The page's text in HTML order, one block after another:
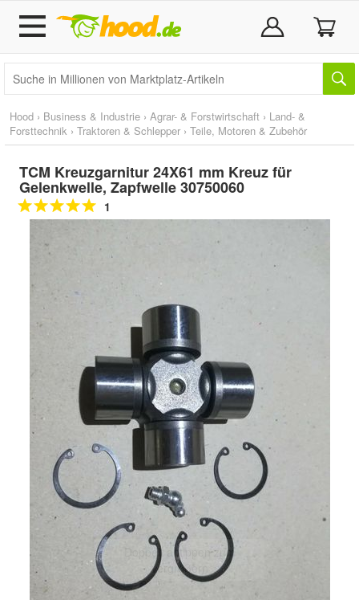
Hood › Business & Industrie › Agrar- & Forstwirtschaft › Land- &
Forsttechnik › Traktoren & Schlepper › Teile, Motoren & Zubehör
TCM Kreuzgarnitur 24X61 mm Kreuz für
Gelenkwelle, Zapfwelle 30750060
1
Doppelt antippen zum
vergrößern